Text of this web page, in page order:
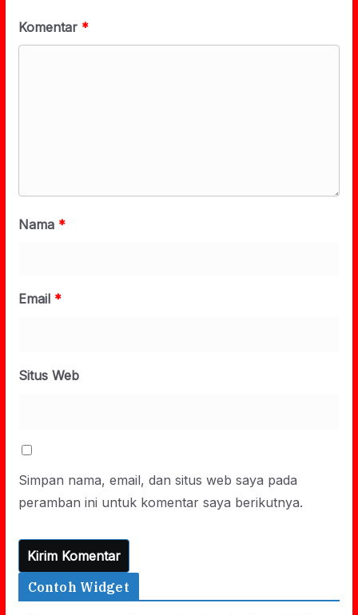
Komentar *
Nama *
Email *
Situs Web
Simpan nama, email, dan situs web saya pada
peramban ini untuk komentar saya berikutnya.
Contoh Widget